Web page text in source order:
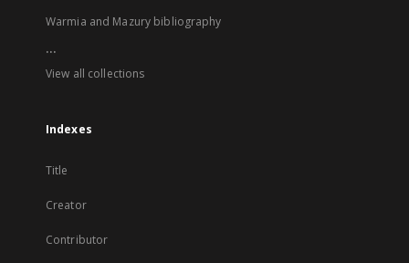
Warmia and Mazury bibliography
...
View all collections
Indexes
Title
Creator
Contributor